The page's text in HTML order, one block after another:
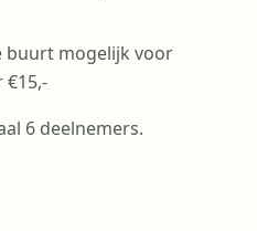
buurt mogelijk voor
6 deelnemers.